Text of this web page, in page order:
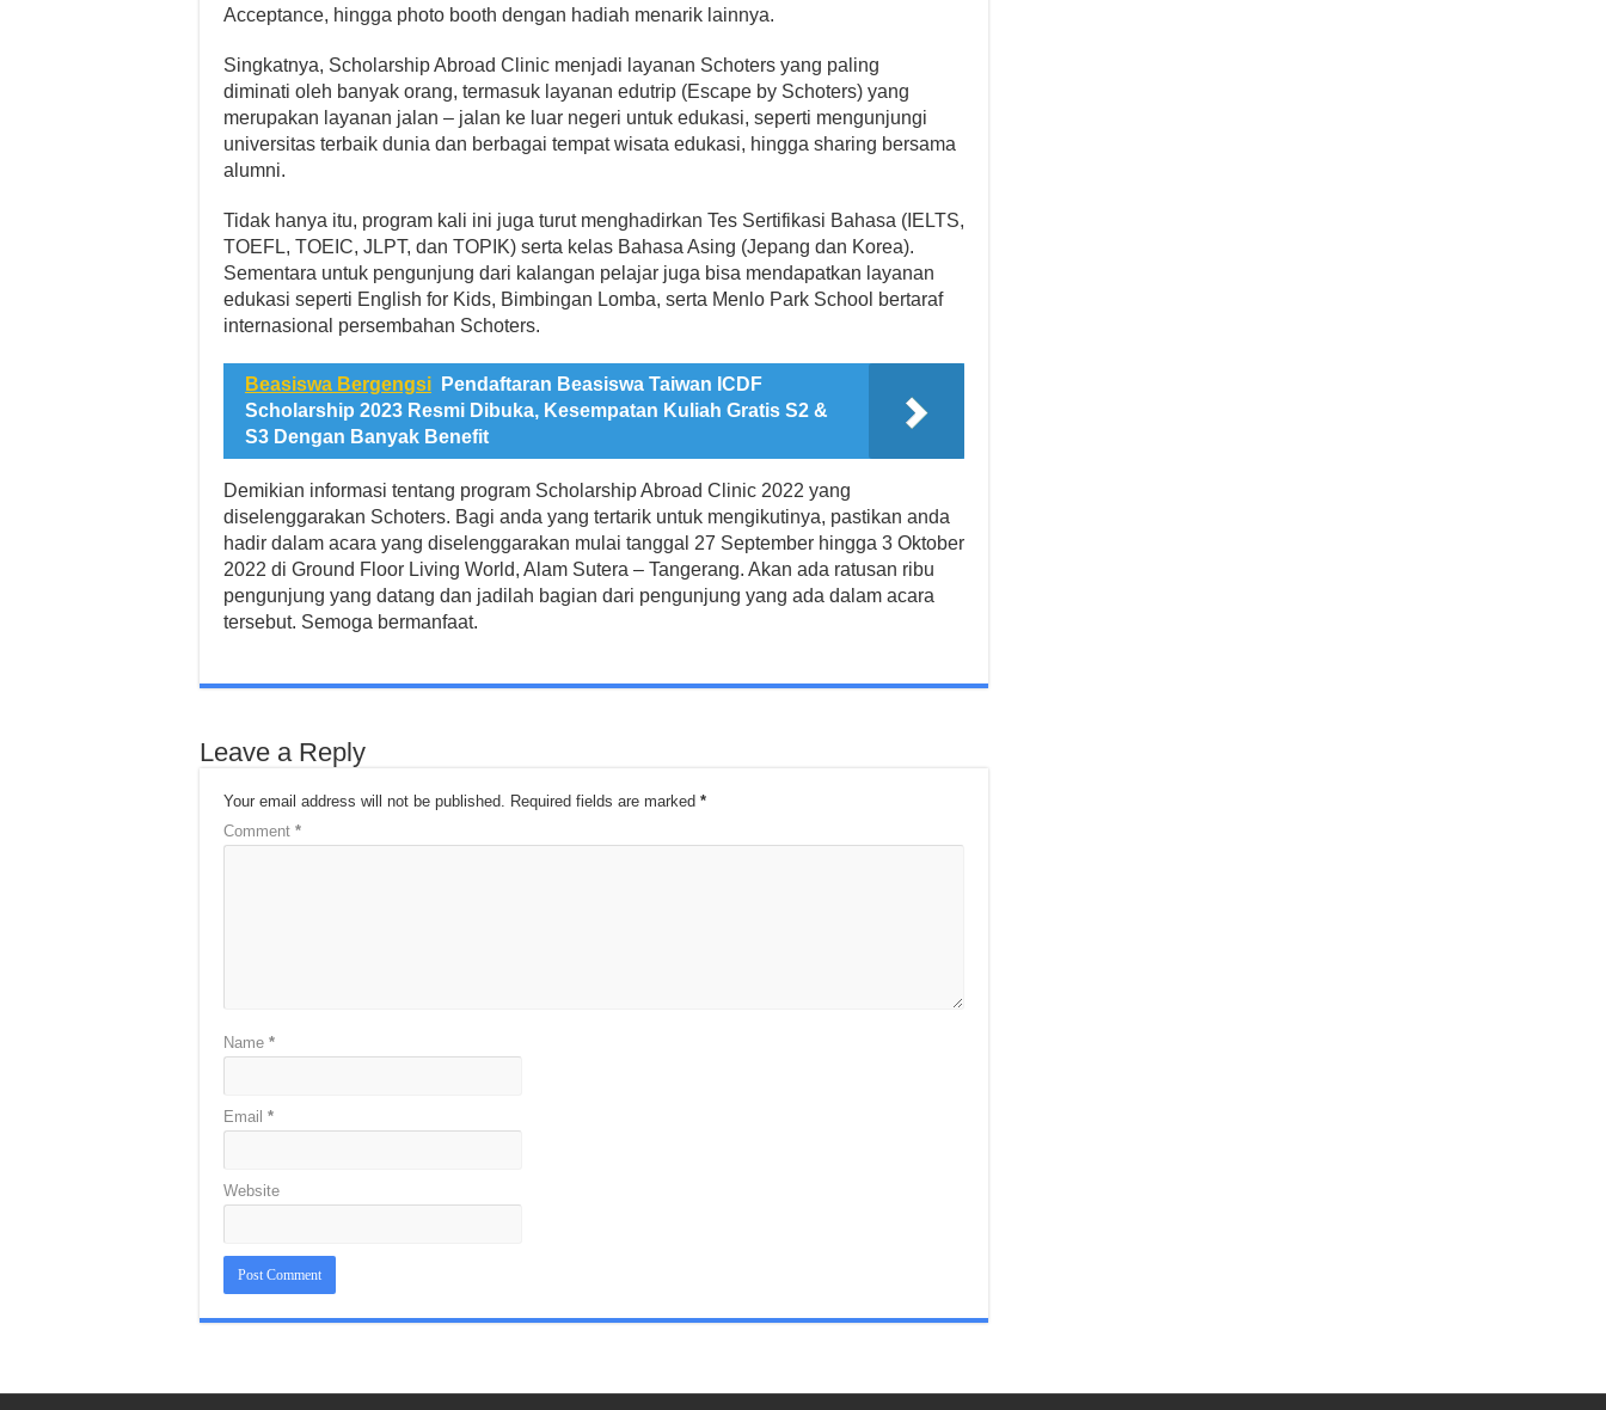
Acceptance, hingga photo booth dengan hadiah menarik lainnya.
Singkatnya, Scholarship Abroad Clinic menjadi layanan Schoters yang paling
diminati oleh banyak orang, termasuk layanan edutrip (Escape by Schoters) yang
merupakan layanan jalan – jalan ke luar negeri untuk edukasi, seperti mengunjungi
universitas terbaik dunia dan berbagai tempat wisata edukasi, hingga sharing bersama
alumni.
Tidak hanya itu, program kali ini juga turut menghadirkan Tes Sertifikasi Bahasa (IELTS,
TOEFL, TOEIC, JLPT, dan TOPIK) serta kelas Bahasa Asing (Jepang dan Korea).
Sementara untuk pengunjung dari kalangan pelajar juga bisa mendapatkan layanan
edukasi seperti English for Kids, Bimbingan Lomba, serta Menlo Park School bertaraf
internasional persembahan Schoters.
Beasiswa Bergengsi
Pendaftaran Beasiswa Taiwan ICDF
Scholarship 2023 Resmi Dibuka, Kesempatan Kuliah Gratis S2 &
S3 Dengan Banyak Benefit
Demikian informasi tentang program Scholarship Abroad Clinic 2022 yang
diselenggarakan Schoters. Bagi anda yang tertarik untuk mengikutinya, pastikan anda
hadir dalam acara yang diselenggarakan mulai tanggal 27 September hingga 3 Oktober
2022 di Ground Floor Living World, Alam Sutera – Tangerang. Akan ada ratusan ribu
pengunjung yang datang dan jadilah bagian dari pengunjung yang ada dalam acara
tersebut. Semoga bermanfaat.
Leave a Reply
Your email address will not be published. Required fields are marked *
Comment *
Name *
Email *
Website